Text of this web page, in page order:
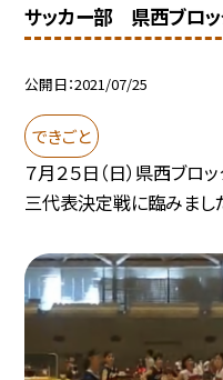
サッカー部 県西ブロ
公開日 2021/07/25
できごと
７月２５日（日）県西ブ
三代表決定戦に臨みまし